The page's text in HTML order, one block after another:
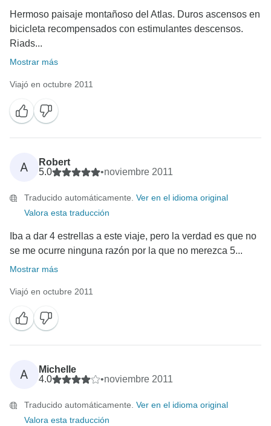
Hermoso paisaje montañoso del Atlas. Duros ascensos en
bicicleta recompensados con estimulantes descensos.
Riads...
Mostrar más
Viajó en octubre 2011
A
Robert
5.0
•noviembre 2011
Traducido automáticamente. Ver en el idioma original
Valora esta traducción
Iba a dar 4 estrellas a este viaje, pero la verdad es que no
se me ocurre ninguna razón por la que no merezca 5...
Mostrar más
Viajó en octubre 2011
A
Michelle
4.0
•noviembre 2011
Traducido automáticamente. Ver en el idioma original
Valora esta traducción